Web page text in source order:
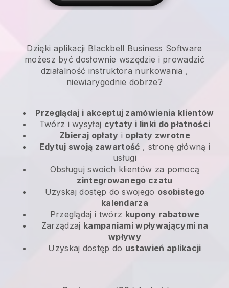
Dzięki aplikacji Blackbell Business Software
możesz być dosłownie wszędzie i prowadzić
działalność instruktora nurkowania ,
niewiarygodnie dobrze?
Przeglądaj i akceptuj zamówienia klientów
Twórz i wysyłaj cytaty i linki do płatności
Zbieraj opłaty i opłaty zwrotne
Edytuj swoją zawartość , stronę główną i
usługi
Obsługuj swoich klientów za pomocą
zintegrowanego czatu
Uzyskaj dostęp do swojego osobistego
kalendarza
Przeglądaj i twórz kupony rabatowe
Zarządzaj kampaniami wpływającymi na
wpływy
Uzyskaj dostęp do ustawień aplikacji